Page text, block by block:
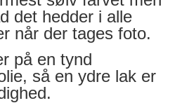
det hedder i alle
når der tages foto.
på en tynd
så en ydre lak er